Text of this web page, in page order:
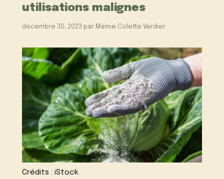
utilisations malignes
décembre 30, 2023 par Mamie Colette Verdier
Crédits : iStock